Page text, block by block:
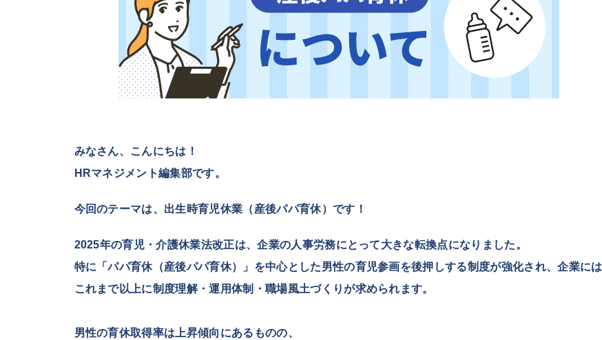
みなさん、こんにちは！
HRマネジメント編集部です。
今回のテーマは、出生時育児休業（産後パパ育休）です！
2025年の育児・介護休業法改正は、企業の人事労務にとって大きな転換点になりました。
特に「パパ育休（産後パパ育休）」を中心とした男性の育児参画を後押しする制度が強化され、企業には
これまで以上に制度理解・運用体制・職場風土づくりが求められます。
男性の育休取得率は上昇傾向にあるものの、